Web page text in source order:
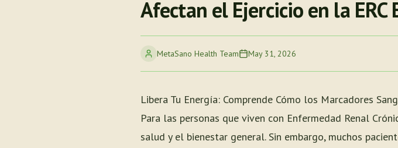
Afectan el Ejercicio en la ERC
MetaSano Health Team May 31, 2026
Libera Tu Energía: Comprende Cómo los Marcadores
Para las personas que viven con Enfermedad Renal
salud y el bienestar general. Sin embargo, muchos